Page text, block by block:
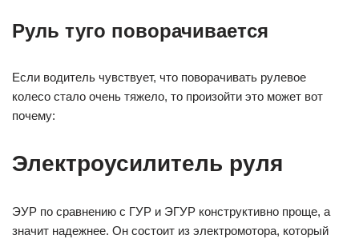
Руль туго поворачивается
Если водитель чувствует, что поворачивать рулевое
колесо стало очень тяжело, то произойти это может вот
почему:
Электроусилитель руля
ЭУР по сравнению с ГУР и ЭГУР конструктивно проще, а
значит надежнее. Он состоит из электромотора, который